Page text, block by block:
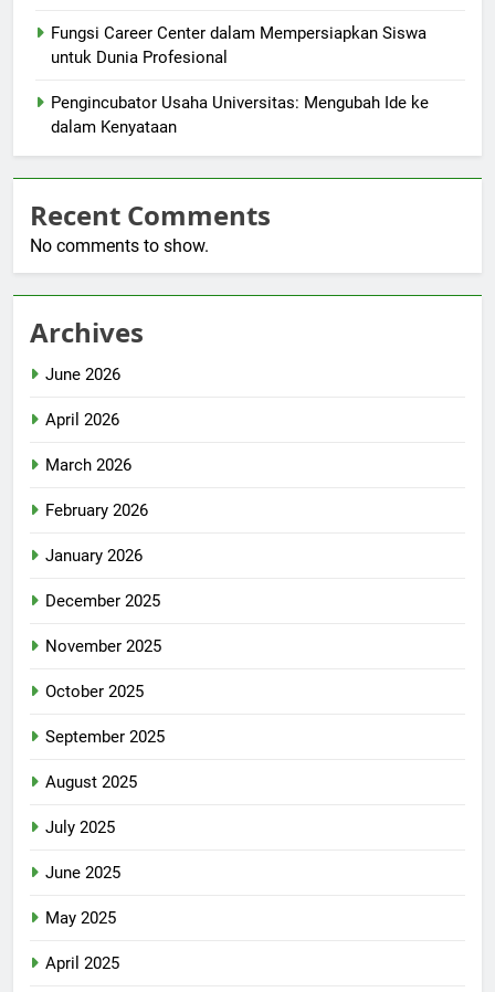
Fungsi Career Center dalam Mempersiapkan Siswa
untuk Dunia Profesional
Pengincubator Usaha Universitas: Mengubah Ide ke
dalam Kenyataan
Recent Comments
No comments to show.
Archives
June 2026
April 2026
March 2026
February 2026
January 2026
December 2025
November 2025
October 2025
September 2025
August 2025
July 2025
June 2025
May 2025
April 2025